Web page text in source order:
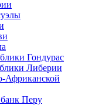
Гондурас
Либерии
Африканской
Перу